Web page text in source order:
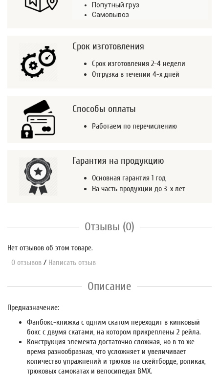
Попутный груз
Самовывоз
Срок изготовления
Срок изготовления 2-4 недели
Отгрузка в течении 4-х дней
Способы оплаты
Работаем по перечислению
Гарантия на продукцию
Основная гарантия 1 год
На часть продукции до 3-х лет
Отзывы (0)
Нет отзывов об этом товаре.
0 отзывов / Написать отзыв
Описание
Предназначение:
Фанбокс-книжка с одним скатом переходит в кинковый
бокс с двумя скатами, на котором прикреплены 2 рейла.
Конструкция элемента достаточно сложная, но в то же
время разнообразная, что усложняет и увеличивает
количество упражнений и трюков на скейтборде, роликах,
трюковых самокатах и велосипедах BMX.